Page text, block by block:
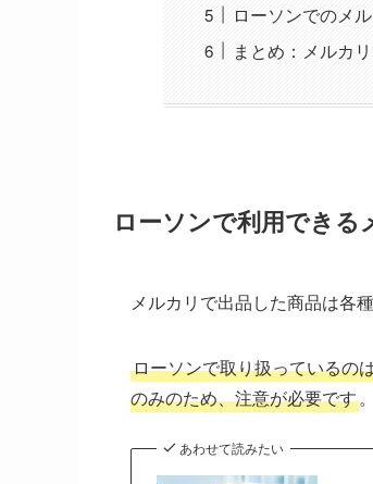
ローソンでのメ
まとめ：メルカ
ローソンで利用できる
メルカリで出品した商品は各
ローソンで取り扱っているの
のみのため、注意が必要です。
あわせて読みたい